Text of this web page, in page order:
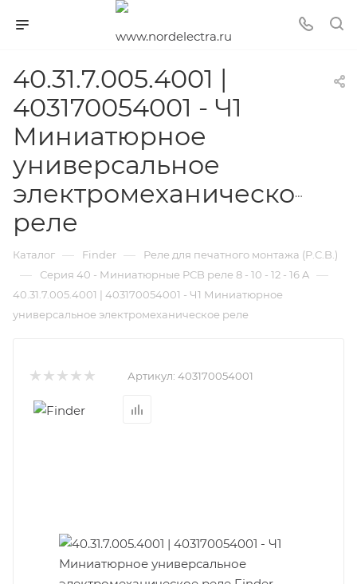
40.31.7.005.4001 |
403170054001 - Ч1
Миниатюрное
универсальное
электромеханическое
реле
Каталог — Finder — Реле для печатного монтажа (P.C.B.)
— Серия 40 - Миниатюрные PCB реле 8 - 10 - 12 - 16 A —
40.31.7.005.4001 | 403170054001 - Ч1 Миниатюрное
универсальное электромеханическое реле
Артикул: 403170054001